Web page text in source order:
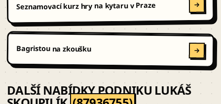
Seznamovací kurz hry na kytaru v Praze
Bagristou na zkoušku
DALŠÍ NABÍDKY PODNIKU LUKÁŠ